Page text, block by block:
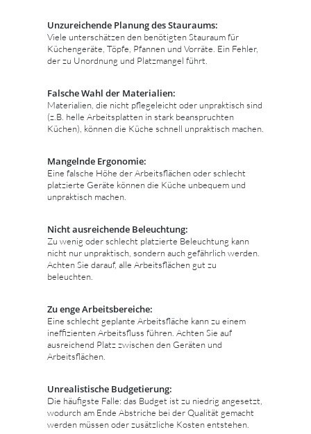
Unzureichende Planung des Stauraums:
Viele unterschätzen den benötigten Stauraum für
Küchengeräte, Töpfe, Pfannen und Vorräte. Ein Fehler,
der zu Unordnung und Platzmangel führt.
Falsche Wahl der Materialien:
Materialien, die nicht pflegeleicht oder unpraktisch sind
(z.B. helle Arbeitsplatten in stark beanspruchten
Küchen), können die Küche schnell unpraktisch machen.
Mangelnde Ergonomie:
Eine falsche Höhe der Arbeitsflächen oder schlecht
platzierte Geräte können die Küche unbequem und
unpraktisch machen.
Nicht ausreichende Beleuchtung:
Zu wenig oder schlecht platzierte Beleuchtung kann
nicht nur unpraktisch, sondern auch gefährlich werden.
Achten Sie darauf, alle Arbeitsflächen gut zu
beleuchten.
Zu enge Arbeitsbereiche:
Eine schlecht geplante Arbeitsfläche kann zu einem
ineffizienten Arbeitsfluss führen. Achten Sie auf
ausreichend Platz zwischen den Geräten und
Arbeitsflächen.
Unrealistische Budgetierung:
Die häufigste Falle: das Budget ist zu niedrig angesetzt,
wodurch am Ende Abstriche bei der Qualität gemacht
werden müssen oder zusätzliche Kosten entstehen.